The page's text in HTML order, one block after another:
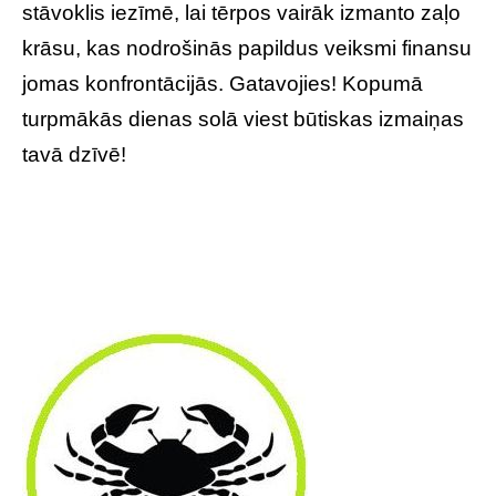
stāvoklis iezīmē, lai tērpos vairāk izmanto zaļo
krāsu, kas nodrošinās papildus veiksmi finansu
jomas konfrontācijās. Gatavojies! Kopumā
turpmākās dienas solā viest būtiskas izmaiņas
tavā dzīvē!